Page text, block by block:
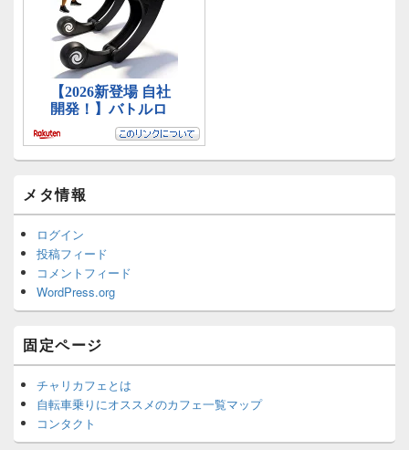
メタ情報
ログイン
投稿フィード
コメントフィード
WordPress.org
固定ページ
チャリカフェとは
自転車乗りにオススメのカフェ一覧マップ
コンタクト